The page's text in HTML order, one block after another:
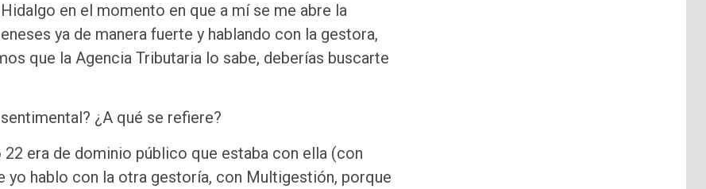
en el momento en que a mí se me abre la
ya de manera fuerte y hablando con la gestora,
que la Agencia Tributaria lo sabe, deberías buscarte
¿A qué se refiere?
22 era de dominio público que estaba con ella (con
yo hablo con la otra gestoría, con Multigestión, porque